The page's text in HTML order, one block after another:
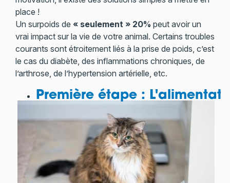
place !
Un surpoids de « seulement » 20% peut avoir un
vrai impact sur la vie de votre animal. Certains troubles
courants sont étroitement liés à la prise de poids, c’est
le cas du diabète, des inflammations chroniques, de
l’arthrose, de l’hypertension artérielle, etc.
Première étape :